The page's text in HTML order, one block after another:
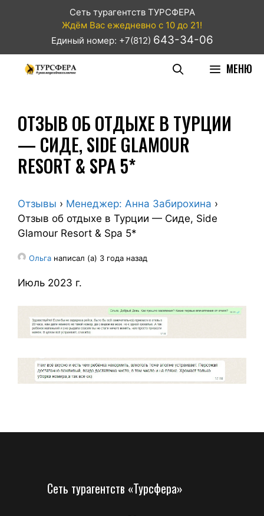
Сеть турагентств ТУРСФЕРА
Ждём Вас ежедневно с 10 до 21!
Единый номер: +7(812) 643-34-06
МЕНЮ
ОТЗЫВ ОБ ОТДЫХЕ В ТУРЦИИ
— СИДЕ, SIDE GLAMOUR
RESORT & SPA 5*
Отзывы › Менеджер: Анна Забирохина ›
Отзыв об отдыхе в Турции — Сиде, Side
Glamour Resort & Spa 5*
Ольга написал (а) 3 года назад
Июль 2023 г.
Сеть турагентств «Турсфера»